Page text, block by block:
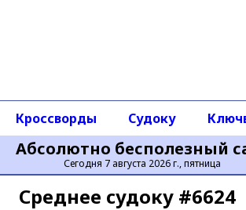
Абсолютно бесполезный
Сегодня 7 августа 2026 г., пятница
Кроссворды Судоку
Среднее cудоку #6624